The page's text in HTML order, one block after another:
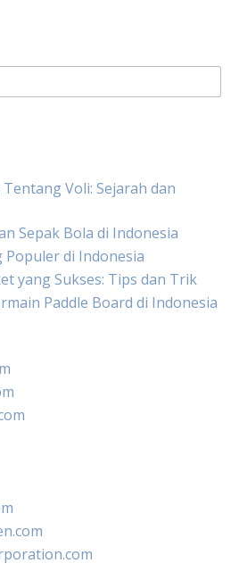
Voli: Sejarah dan
Sepak Bola di Indonesia
Populer di Indonesia
yang Sukses: Tips dan Trik
Paddle Board di Indonesia